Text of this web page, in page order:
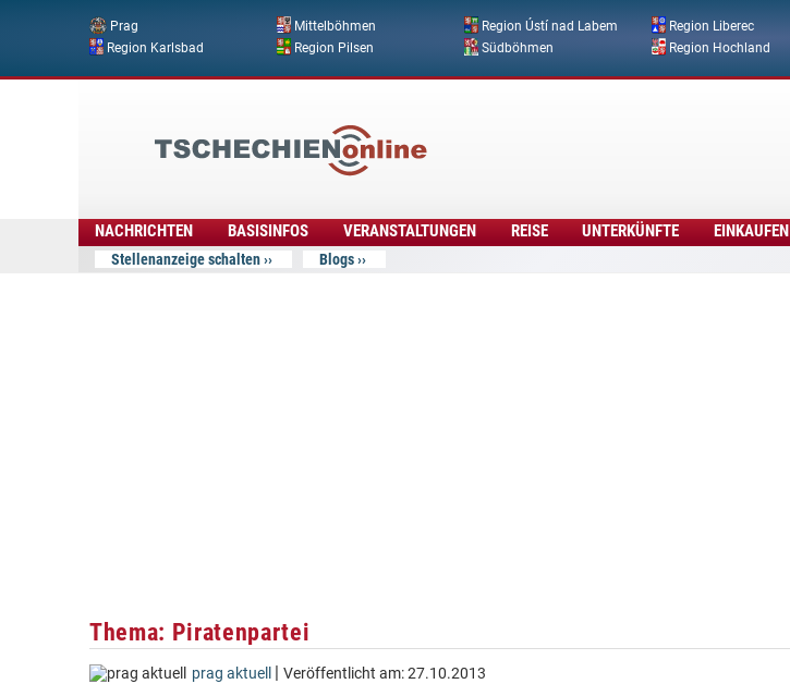
Direkt zum Inhalt
Prag Mittelböhmen Region Ústí nad Labem Region Liberec
Region Karlsbad
Region Pilsen Südböhmen Region Hochland
Online
NACHRICHTEN BASISINFOS VERANSTALTUNGEN REISE UNTERKÜNFTE EINKAUFEN
Stellenanzeige schalten Blogs
Thema: Piratenpartei
prag aktuell | Veröffentlicht am:27.10.2013